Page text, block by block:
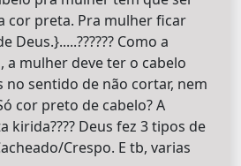
cor preta. Pra mulher ficar
Deus.}.....?????? Como a
a mulher deve ter o cabelo
no sentido de não cortar, nem
cor preto de cabelo? A
kirida???? Deus fez 3 tipos de
Crespo. E tb, varias